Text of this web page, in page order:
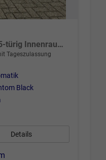
1.0 T-GDI 90PS Trend Automatik 5-türig Innenraumkamera 2xKeyless Klimaautomatik Sitzheizung Lenkradheizung Navi Rückf.Kamera PDC Apple CarPlay Android Auto Tempomat Touchscreen 16"LM
Tageszulassung
Black
Details